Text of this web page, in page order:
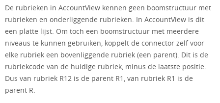
De rubrieken in AccountView kennen geen boomstructuur met
rubrieken en onderliggende rubrieken. In AccountView is dit
een platte lijst. Om toch een boomstructuur met meerdere
niveaus te kunnen gebruiken, koppelt de connector zelf voor
elke rubriek een bovenliggende rubriek (een parent). Dit is de
rubriekcode van de huidige rubriek, minus de laatste positie.
Dus van rubriek R12 is de parent R1, van rubriek R1 is de
parent R.